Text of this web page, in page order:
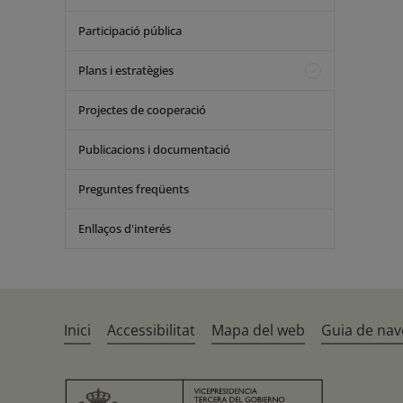
Participació pública
Plans i estratègies
Projectes de cooperació
Publicacions i documentació
Preguntes freqüents
Enllaços d'interés
Inici Accessibilitat Mapa del web Guia de